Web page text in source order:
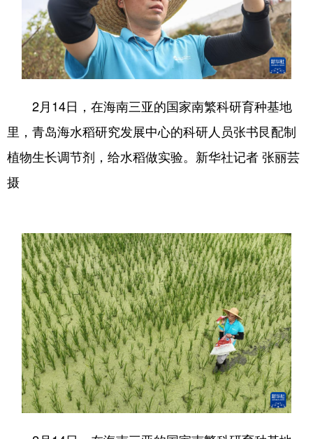
2月14日，在海南三亚的国家南繁科研育种基地
里，青岛海水稻研究发展中心的科研人员张书艮配制
植物生长调节剂，给水稻做实验。新华社记者 张丽芸
摄